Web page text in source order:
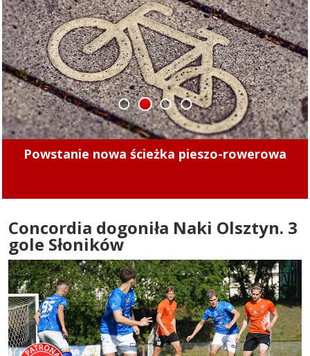
Minęły 4 lata. Sprawdziliśmy, czy kierowcy
1 2 3 4
Concordia dogoniła Naki Olsztyn. 3
gole Słoników